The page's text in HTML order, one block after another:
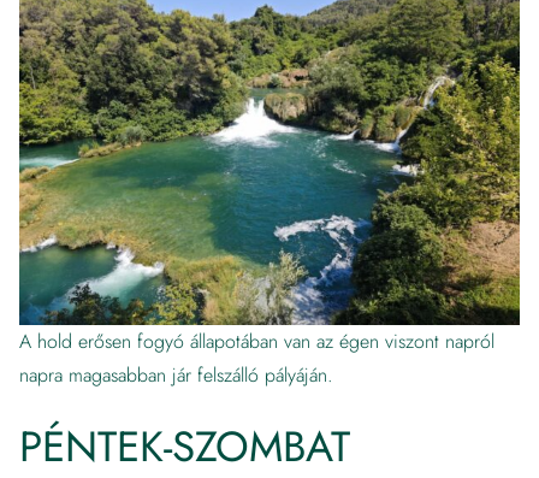
A hold erősen fogyó állapotában van az égen viszont napról
napra magasabban jár felszálló pályáján.
PÉNTEK-SZOMBAT